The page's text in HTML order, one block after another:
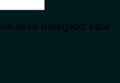
neste navegador para